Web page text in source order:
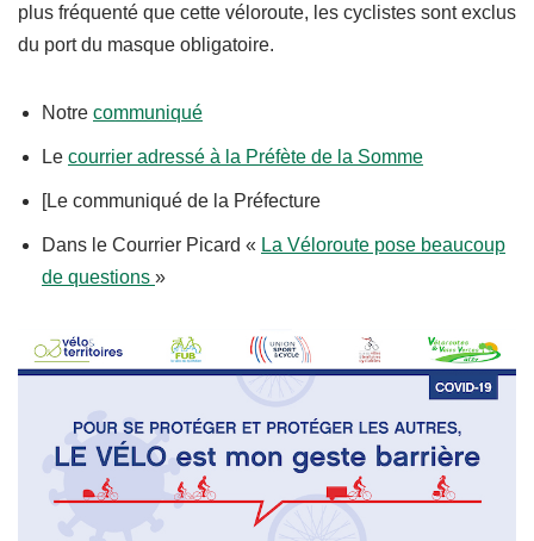
plus fréquenté que cette véloroute, les cyclistes sont exclus
du port du masque obligatoire.
Notre communiqué
Le courrier adressé à la Préfète de la Somme
[Le communiqué de la Préfecture
Dans le Courrier Picard « La Véloroute pose beaucoup
de questions »